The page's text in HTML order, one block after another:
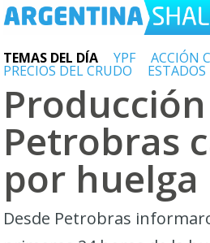
TEMAS DEL DÍA YPF ACCIÓN
PRECIOS DEL CRUDO
Petrobras
por huelga
Desde Petrobras